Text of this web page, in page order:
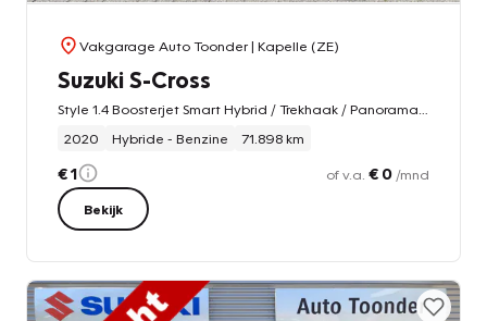
Vakgarage Auto Toonder| Kapelle (ZE)
Suzuki S-Cross
2020
Hybride - Benzine 71.898 km
€ 1 of v.a. € 0 /mnd
Bekijk